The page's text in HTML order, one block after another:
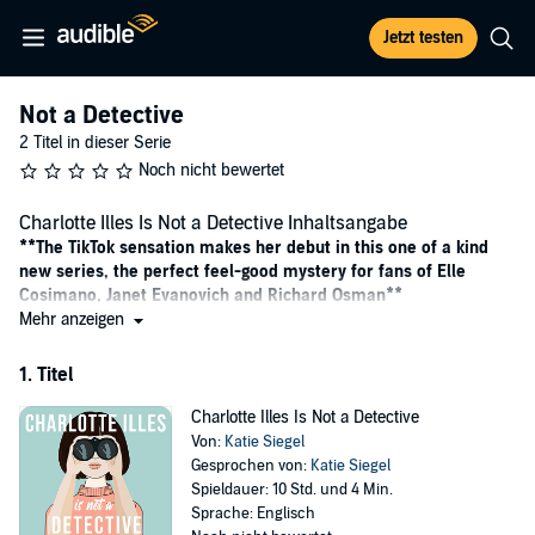
Jetzt testen
Not a Detective
2 Titel in dieser Serie
Noch nicht bewertet
Charlotte Illes Is Not a Detective Inhaltsangabe
**The TikTok sensation makes her debut in this one of a kind
new series, the perfect feel-good mystery for fans of Elle
Cosimano, Janet Evanovich and Richard Osman**
'Fans of
'An immensely fun, voice-y read with a twisty mystery'
Manansala
'All clues point to fun'
Olivia Blacke
The downside about being a famous child detective is that
Mehr anzeigen
1. Titel
Charlotte Illes Is Not a Detective
Von: Katie Siegel
Gesprochen von: Katie Siegel
Spieldauer: 10 Std. und 4 Min.
Sprache: Englisch